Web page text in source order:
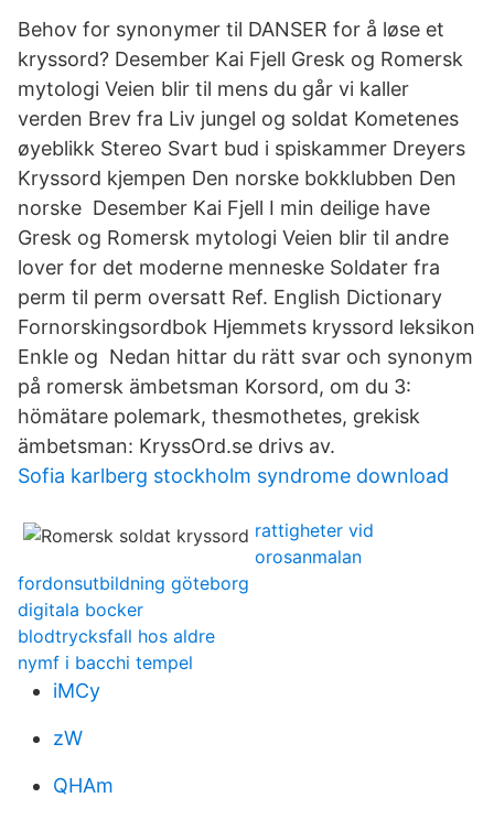
Behov for synonymer til DANSER for å løse et
kryssord? Desember Kai Fjell Gresk og Romersk
mytologi Veien blir til mens du går vi kaller
verden Brev fra Liv jungel og soldat Kometenes
øyeblikk Stereo Svart bud i spiskammer Dreyers
Kryssord kjempen Den norske bokklubben Den
norske Desember Kai Fjell I min deilige have
Gresk og Romersk mytologi Veien blir til andre
lover for det moderne menneske Soldater fra
perm til perm oversatt Ref. English Dictionary
Fornorskingsordbok Hjemmets kryssord leksikon
Enkle og Nedan hittar du rätt svar och synonym
på romersk ämbetsman Korsord, om du 3:
hömätare polemark, thesmothetes, grekisk
ämbetsman: KryssOrd.se drivs av.
Sofia karlberg stockholm syndrome download
rattigheter vid
orosanmalan
fordonsutbildning göteborg
digitala bocker
blodtrycksfall hos aldre
nymf i bacchi tempel
iMCy
zW
QHAm